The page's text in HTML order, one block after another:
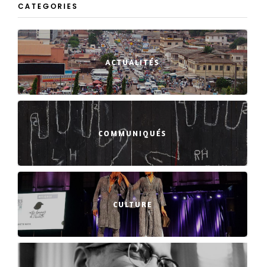
CATEGORIES
ACTUALITÉS
COMMUNIQUÉS
CULTURE